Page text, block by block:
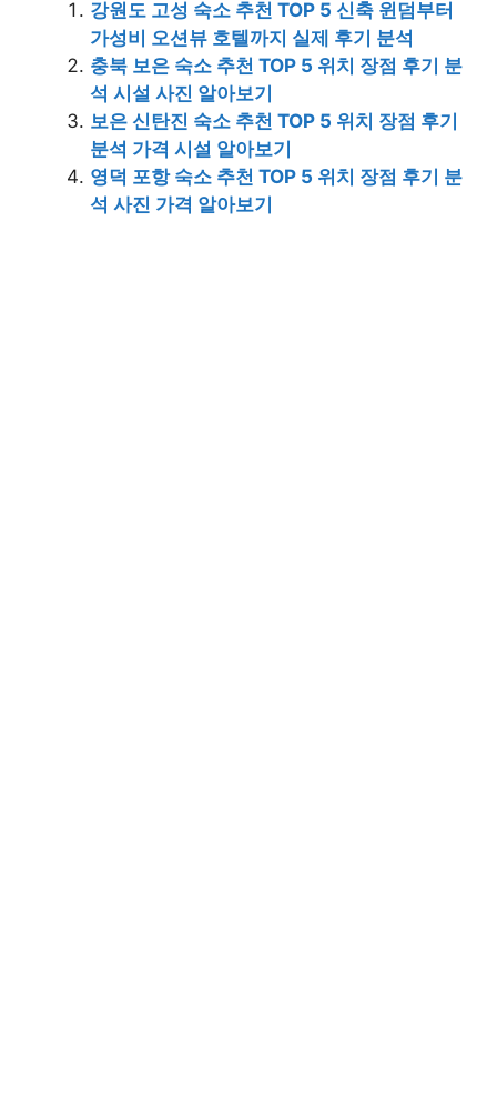
강원도 고성 숙소 추천 TOP 5 신축 윈덤부터
가성비 오션뷰 호텔까지 실제 후기 분석
충북 보은 숙소 추천 TOP 5 위치 장점 후기 분
석 시설 사진 알아보기
보은 신탄진 숙소 추천 TOP 5 위치 장점 후기
분석 가격 시설 알아보기
영덕 포항 숙소 추천 TOP 5 위치 장점 후기 분
석 사진 가격 알아보기